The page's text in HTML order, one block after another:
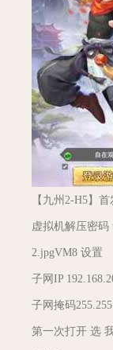
【九州2-H5】
虚拟机解压密码
2.jpgVM8 设置
子网IP
子网掩码
第一次打开 选